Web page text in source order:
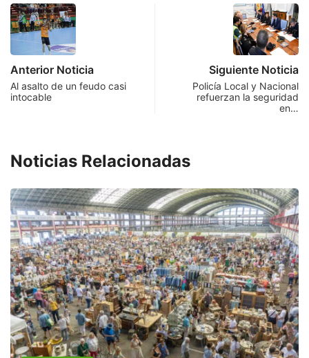
Anterior Noticia
Al asalto de un feudo casi
intocable
Siguiente Noticia
Policía Local y Nacional
refuerzan la seguridad
en…
Noticias Relacionadas